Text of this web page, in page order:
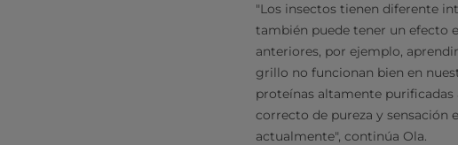
"Los insectos tienen diferente
también puede tener un efecto
anteriores, por ejemplo,
grillo no funcionan bien en
proteínas altamente purificadas
correcto de pureza y sensación
actualmente", continúa Ola.